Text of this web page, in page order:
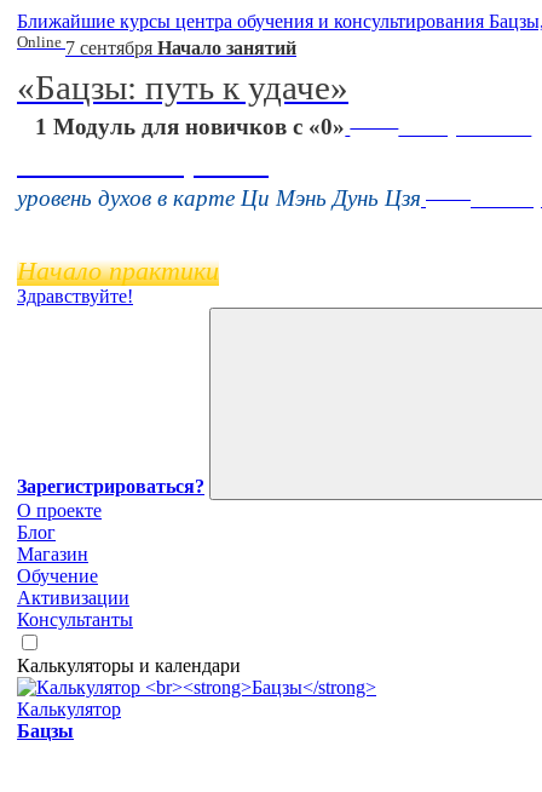
Ближайшие курсы центра обучения и консультирования
Online 7 сентября Начало занятий
«Бацзы: путь к удаче»
1 Модуль для новичков с «0» 16 августа 11:00
уровень духов в карте Ци Мэнь Дунь Цзя
Начало практики
Здравствуйте!
Зарегистрироваться?
О проекте
Блог
Магазин
Обучение
Активизации
Консультанты
Калькуляторы и календари
Калькулятор
Бацзы